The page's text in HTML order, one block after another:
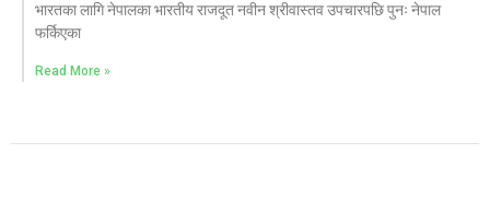
भारतका लागि नेपालका भारतीय राजदूत नवीन श्रीवास्तव उपचारपछि पुनः नेपाल
फर्किएका
Read More »